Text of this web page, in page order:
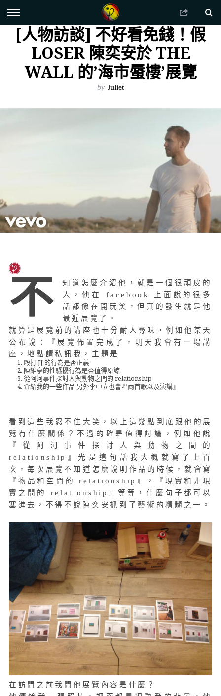
[人物訪談] 不好看免錢！假
LOSER 陳奕安於 THE
WALL 的’海市蜃樓’展覽
by Juliet
不
知道怎麼介紹他，就是一個很頑皮的
人，他在 facebook 上面說的很多
話都像在開玩笑，但真的發生就是他
最近展覽了。
就算是展覽前的講座也十分耐人尋味，例如他某天
公布說：『展覽佈置完成了，明天我會有一場講
座，地點請私訊我，主題是
毆打 JJ 的行為是否正義
陳維亭的性騷擾行為是否值得原諒
從阿河事件探討人與動物之間的 relationship
介紹我的一些作品 另外李中立也會唱兩首歌以及演講』
看到這些我忍不住大笑，以上這幾點到底跟他的展
覽有什麼關係？不過的確是值得討論，例如他說
『從阿河事件探討人與動物之間的
relationship』光是這句話我大概就寫了上百
次，每次展覽不知道怎麼說明作品的時候，就會寫
『物品和空間的 relationship』，『現實和非現
實之間的 relationship』等等，什麼句子都可以
塞進去，不得不說陳奕安抓到了藝術的精髓之一。
在訪問之前我問他展覽內容是什麼？